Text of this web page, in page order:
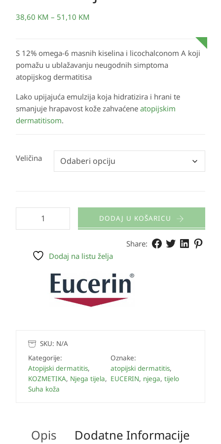
38,60 KM – 51,10 KM
S 12% omega-6 masnih kiselina i licochalconom A koji
pomažu u ublažavanju neugodnih simptoma
atopijskog dermatitisa
Lako upijajuća emulzija koja hidratizira i hrani te
smanjuje hrapavost kože zahvaćene atopijskim
dermatitisom.
Veličina
DODAJ U KOŠARICU
Share:
Dodaj na listu želja
SKU: N/A
Kategorije:
Atopijski dermatitis,
KOZMETIKA, Njega tijela,
Suha koža
Oznake:
atopijski dermatitis,
EUCERIN, njega, tijelo
Opis Dodatne Informacije